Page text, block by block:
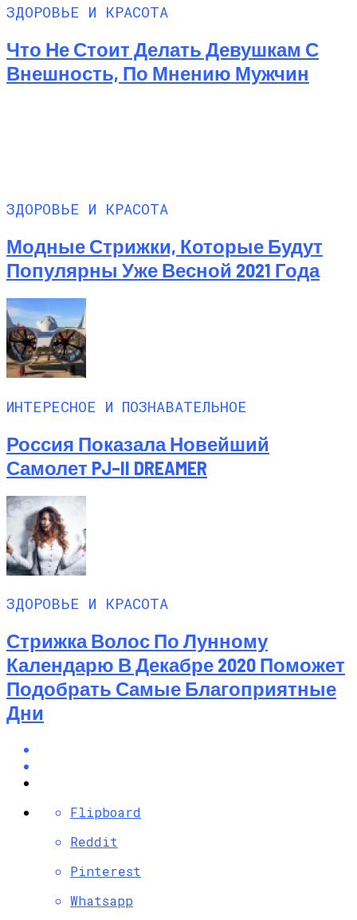
ЗДОРОВЬЕ И КРАСОТА
Что Не Стоит Делать Девушкам С
Внешность, По Мнению Мужчин
ЗДОРОВЬЕ И КРАСОТА
Модные Стрижки, Которые Будут
Популярны Уже Весной 2021 Года
ИНТЕРЕСНОЕ И ПОЗНАВАТЕЛЬНОЕ
Россия Показала Новейший
Самолет PJ–II DREAMER
ЗДОРОВЬЕ И КРАСОТА
Стрижка Волос По Лунному
Календарю В Декабре 2020 Поможет
Подобрать Самые Благоприятные
Дни
Flipboard
Reddit
Pinterest
Whatsapp